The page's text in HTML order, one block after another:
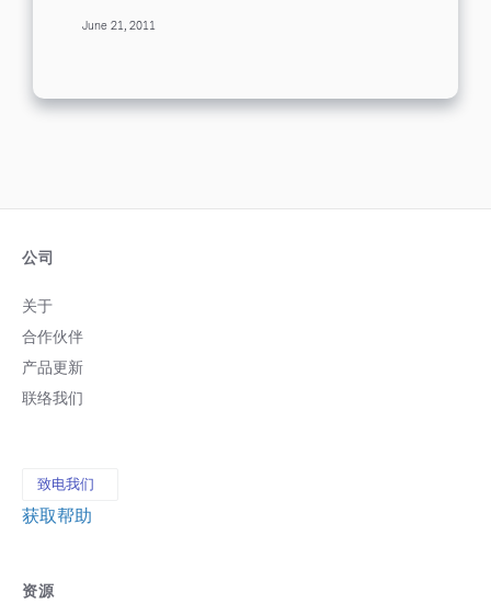
June 21, 2011
公司
关于
合作伙伴
产品更新
联络我们
致电我们
获取帮助
资源